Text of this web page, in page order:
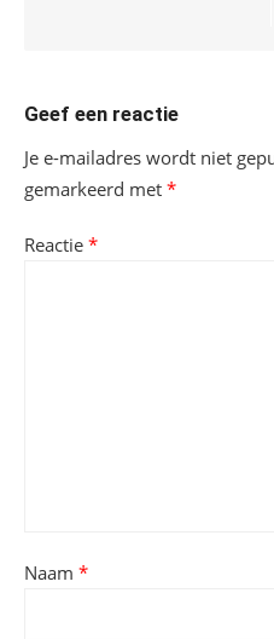
Geef een reactie
Je e-mailadres wordt niet
gemarkeerd met *
Reactie *
Naam *